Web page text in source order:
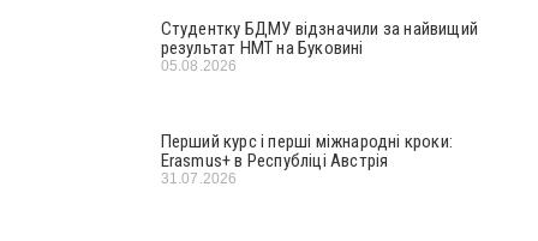
Студентку БДМУ відзначили за найвищий
результат НМТ на Буковині
05.08.2026
Перший курс і перші міжнародні кроки:
Erasmus+ в Республіці Австрія
31.07.2026